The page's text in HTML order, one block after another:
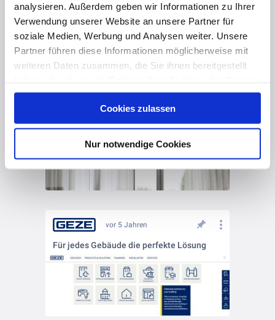
analysieren. Außerdem geben wir Informationen zu Ihrer
Verwendung unserer Website an unsere Partner für
soziale Medien, Werbung und Analysen weiter. Unsere
Partner führen diese Informationen möglicherweise mit
weiteren Daten zusammen, die Sie ihnen bereitgestellt
gesammelt haben. Hier finden Sie Informationen zum
und unserImpressum.
Cookies zulassen
Nur notwendige Cookies
vor 5 Jahren
Den passenden Schiebetürbeschlag finden
vor 5 Jahren
Für jedes Gebäude die perfekte Lösung